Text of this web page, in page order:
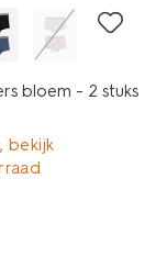
bloem - 2 stuks
bekijk